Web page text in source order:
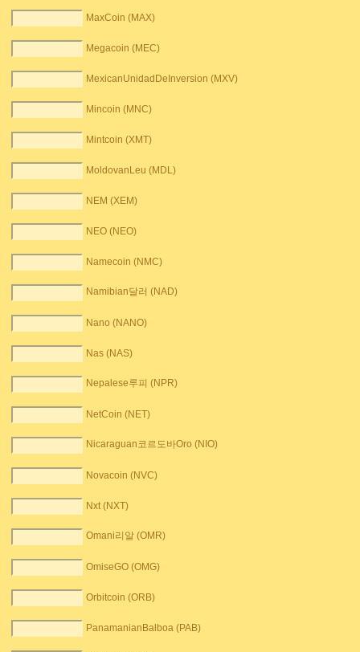
MaxCoin (MAX)
Megacoin (MEC)
MexicanUnidadDeInversion (MXV)
Mincoin (MNC)
Mintcoin (XMT)
MoldovanLeu (MDL)
NEM (XEM)
NEO (NEO)
Namecoin (NMC)
Namibian달러 (NAD)
Nano (NANO)
Nas (NAS)
Nepalese루피 (NPR)
NetCoin (NET)
Nicaraguan코르도바Oro (NIO)
Novacoin (NVC)
Nxt (NXT)
Omani리알 (OMR)
OmiseGO (OMG)
Orbitcoin (ORB)
PanamanianBalboa (PAB)